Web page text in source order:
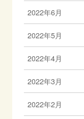
2022年6月
2022年5月
2022年4月
2022年3月
2022年2月